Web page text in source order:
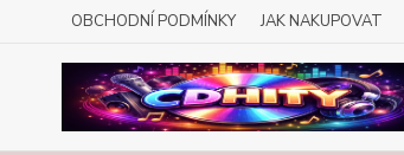
OBCHODNÍ PODMÍNKY JAK NAKUPOVAT